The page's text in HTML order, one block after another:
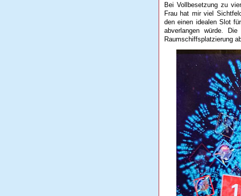
Bei Vollbesetzung zu
Frau hat mir viel
den einen idealen Slot
abverlangen würde.
Raumschiffsplatzierung